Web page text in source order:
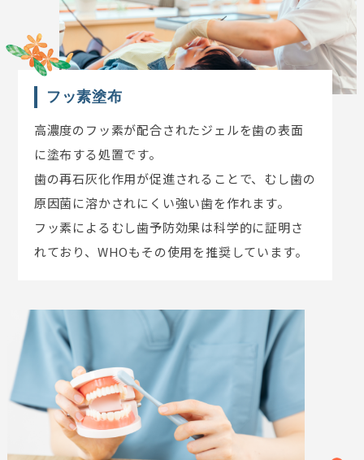
フッ素塗布
高濃度のフッ素が配合されたジェルを歯の表面
に塗布する処置です。
歯の再石灰化作用が促進されることで、むし歯の
原因菌に溶かされにくい強い歯を作れます。
フッ素によるむし歯予防効果は科学的に証明さ
れており、WHOもその使用を推奨しています。